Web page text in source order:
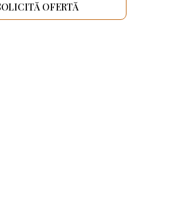
OFERTĂ